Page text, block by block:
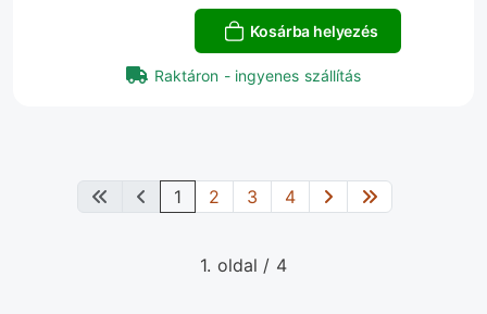
Kosárba helyezés
Raktáron - ingyenes szállítás
1 2 3 4
1. oldal / 4